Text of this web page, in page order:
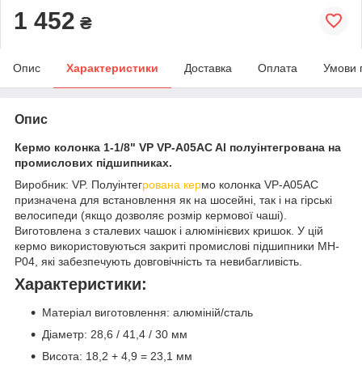
1 452 ₴
Опис Характеристики Доставка Оплата Умови
Опис
Кермо колонка 1-1/8" VP VP-A05AC Al полуінтегрована на
промислових підшипниках.
Виробник: VP. Полуінтегрована кермо колонка VP-A05AC
призначена для встановлення як на шосейні, так і на гірські
велосипеди (якщо дозволяє розмір кермової чаші).
Виготовлена з сталевих чашок і алюмінієвих кришок. У цій
кермо використовуються закриті промислові підшипники MH-
P04, які забезпечують довговічність та невибагливість.
Характеристики:
Матеріал виготовлення: алюміній/сталь
Діаметр: 28,6 / 41,4 / 30 мм
Висота: 18,2 + 4,9 = 23,1 мм